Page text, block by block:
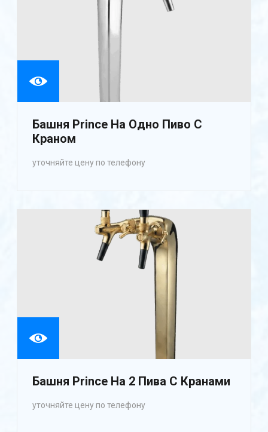
Башня Prince На Одно Пиво С
Краном
уточняйте цену по телефону
Башня Prince На 2 Пива С Кранами
уточняйте цену по телефону